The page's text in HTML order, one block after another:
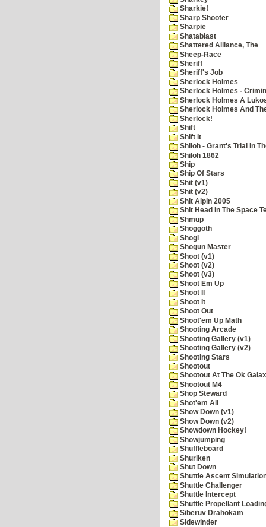
Sharkie!
Sharp Shooter
Sharpie
Shatablast
Shattered Alliance, The
Sheep-Race
Sheriff
Sheriff's Job
Sherlock Holmes
Sherlock Holmes -
Sherlock Holmes A
Sherlock Holmes And
Sherlock!
Shift
Shift It
Shiloh - Grant's Trial In
Shiloh 1862
Ship
Ship Of Stars
Shit (v1)
Shit (v2)
Shit Alpin 2005
Shit Head In The Space
Shmup
Shoggoth
Shogi
Shogun Master
Shoot (v1)
Shoot (v2)
Shoot (v3)
Shoot Em Up
Shoot II
Shoot It
Shoot Out
Shoot'em Up Math
Shooting Arcade
Shooting Gallery (v1)
Shooting Gallery (v2)
Shooting Stars
Shootout
Shootout At The Ok
Shootout M4
Shop Steward
Shot'em All
Show Down (v1)
Show Down (v2)
Showdown Hockey!
Showjumping
Shuffleboard
Shuriken
Shut Down
Shuttle Ascent
Shuttle Challenger
Shuttle Intercept
Shuttle Propellant
Siberuv Drahokam
Sidewinder